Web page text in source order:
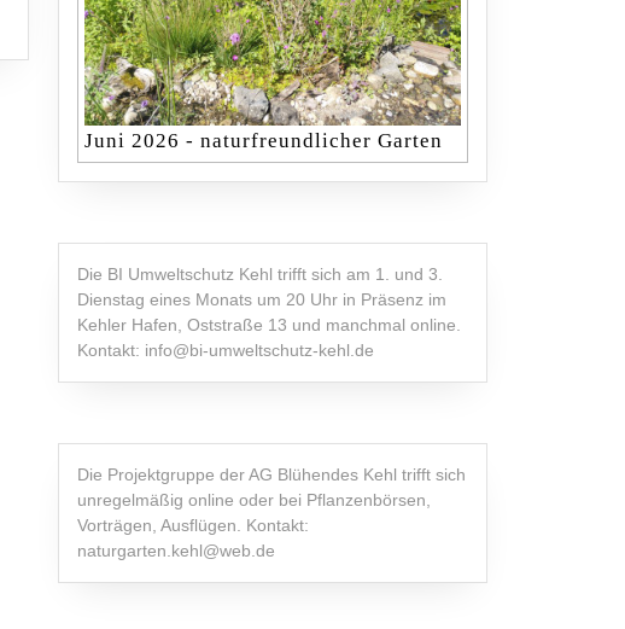
Juni 2026 - naturfreundlicher Garten
Die BI Umweltschutz Kehl trifft sich am 1. und 3.
Dienstag eines Monats um 20 Uhr in Präsenz im
Kehler Hafen, Oststraße 13 und manchmal online.
Kontakt: info@bi-umweltschutz-kehl.de
Die Projektgruppe der AG Blühendes Kehl trifft sich
unregelmäßig online oder bei Pflanzenbörsen,
Vorträgen, Ausflügen. Kontakt:
naturgarten.kehl@web.de